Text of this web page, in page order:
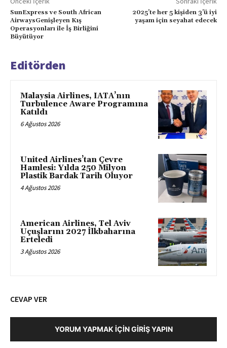
SunExpress ve South African
AirwaysGenişleyen Kış
Operasyonları ile İş Birliğini
Büyütüyor
2025’te her 5 kişiden 3’ü iyi
yaşam için seyahat edecek
Editörden
Malaysia Airlines, IATA’nın
Turbulence Aware Programına
Katıldı
6 Ağustos 2026
United Airlines’tan Çevre
Hamlesi: Yılda 250 Milyon
Plastik Bardak Tarih Oluyor
4 Ağustos 2026
American Airlines, Tel Aviv
Uçuşlarını 2027 İlkbaharına
Erteledi
3 Ağustos 2026
CEVAP VER
YORUM YAPMAK İÇIN GIRIŞ YAPIN